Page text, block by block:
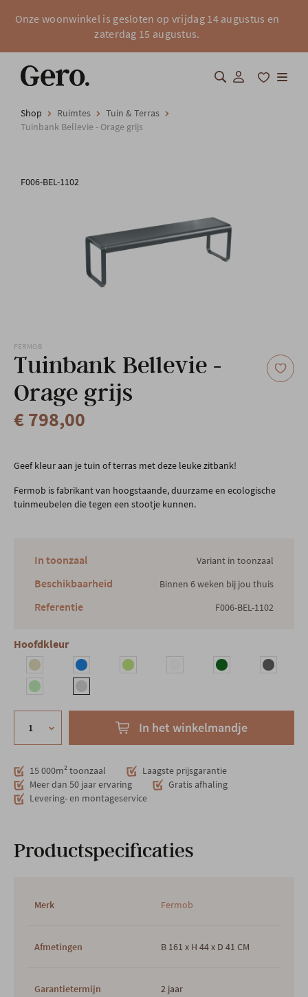
Onze woonwinkel is gesloten op vrijdag 14 augustus en
zaterdag 15 augustus.
Shop
Shop Ruimtes
Tuin & Terras
Tuinbank Bellevie - Orage grijs
F006-BEL-1102
FERMOB
Tuinbank Bellevie -
Orage grijs
€ 798,00
Geef kleur aan je tuin of terras met deze leuke zitbank!
Fermob is fabrikant van hoogstaande, duurzame en ecologische
tuinmeubelen die tegen een stootje kunnen.
In toonzaal Variant in toonzaal
Beschikbaarheid Binnen 6 weken bij jou thuis
Referentie F006-BEL-1102
Hoofdkleur
In het winkelmandje
15 000m² toonzaal
Laagste prijsgarantie
Meer dan 50 jaar ervaring
Gratis afhaling
Levering- en montageservice
Productspecificaties
Merk Fermob
Afmetingen B 161 x H 44 x D 41 CM
Garantietermijn 2 jaar